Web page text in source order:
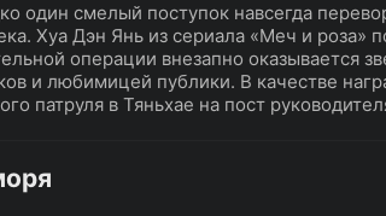
один смелый поступок навсегда
Хуа Дэн Янь из сериала «Меч и роза»
операции внезапно оказывается
и любимицей публики. В качестве
патруля в Тяньхае на пост